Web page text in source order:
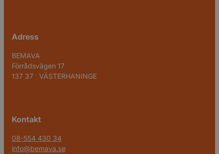
Adress
BEMAVA
Förrådsvägen 17
137 37 VÄSTERHANINGE
Kontakt
08-554 430 34
info@bemava.se